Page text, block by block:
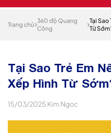
Trang chủ
360 độ Quang
Công
Tại Sao
Từ
Tại Sao Trẻ Em
Xếp Hình Từ
15/03/2025 Kim Ngoc